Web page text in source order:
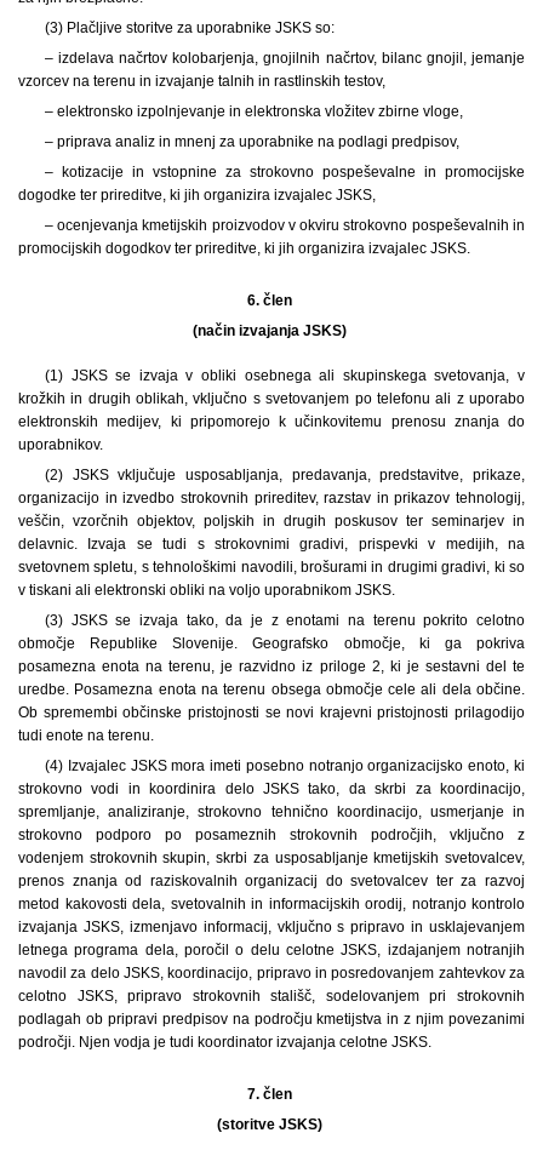
(3) Plačljive storitve za uporabnike JSKS so:
– izdelava načrtov kolobarjenja, gnojilnih načrtov, bilanc gnojil, jemanje
vzorcev na terenu in izvajanje talnih in rastlinskih testov,
– elektronsko izpolnjevanje in elektronska vložitev zbirne vloge,
– priprava analiz in mnenj za uporabnike na podlagi predpisov,
– kotizacije in vstopnine za strokovno pospeševalne in promocijske
dogodke ter prireditve, ki jih organizira izvajalec JSKS,
– ocenjevanja kmetijskih proizvodov v okviru strokovno pospeševalnih in
promocijskih dogodkov ter prireditve, ki jih organizira izvajalec JSKS.
6. člen
(način izvajanja JSKS)
(1) JSKS se izvaja v obliki osebnega ali skupinskega svetovanja, v
krožkih in drugih oblikah, vključno s svetovanjem po telefonu ali z uporabo
elektronskih medijev, ki pripomorejo k učinkovitemu prenosu znanja do
uporabnikov.
(2) JSKS vključuje usposabljanja, predavanja, predstavitve, prikaze,
organizacijo in izvedbo strokovnih prireditev, razstav in prikazov tehnologij,
veščin, vzorčnih objektov, poljskih in drugih poskusov ter seminarjev in
delavnic. Izvaja se tudi s strokovnimi gradivi, prispevki v medijih, na
svetovnem spletu, s tehnološkimi navodili, brošurami in drugimi gradivi, ki so
v tiskani ali elektronski obliki na voljo uporabnikom JSKS.
(3) JSKS se izvaja tako, da je z enotami na terenu pokrito celotno
območje Republike Slovenije. Geografsko območje, ki ga pokriva
posamezna enota na terenu, je razvidno iz priloge 2, ki je sestavni del te
uredbe. Posamezna enota na terenu obsega območje cele ali dela občine.
Ob spremembi občinske pristojnosti se novi krajevni pristojnosti prilagodijo
tudi enote na terenu.
(4) Izvajalec JSKS mora imeti posebno notranjo organizacijsko enoto, ki
strokovno vodi in koordinira delo JSKS tako, da skrbi za koordinacijo,
spremljanje, analiziranje, strokovno tehnično koordinacijo, usmerjanje in
strokovno podporo po posameznih strokovnih področjih, vključno z
vodenjem strokovnih skupin, skrbi za usposabljanje kmetijskih svetovalcev,
prenos znanja od raziskovalnih organizacij do svetovalcev ter za razvoj
metod kakovosti dela, svetovalnih in informacijskih orodij, notranjo kontrolo
izvajanja JSKS, izmenjavo informacij, vključno s pripravo in usklajevanjem
letnega programa dela, poročil o delu celotne JSKS, izdajanjem notranjih
navodil za delo JSKS, koordinacijo, pripravo in posredovanjem zahtevkov za
celotno JSKS, pripravo strokovnih stališč, sodelovanjem pri strokovnih
podlagah ob pripravi predpisov na področju kmetijstva in z njim povezanimi
področji. Njen vodja je tudi koordinator izvajanja celotne JSKS.
7. člen
(storitve JSKS)